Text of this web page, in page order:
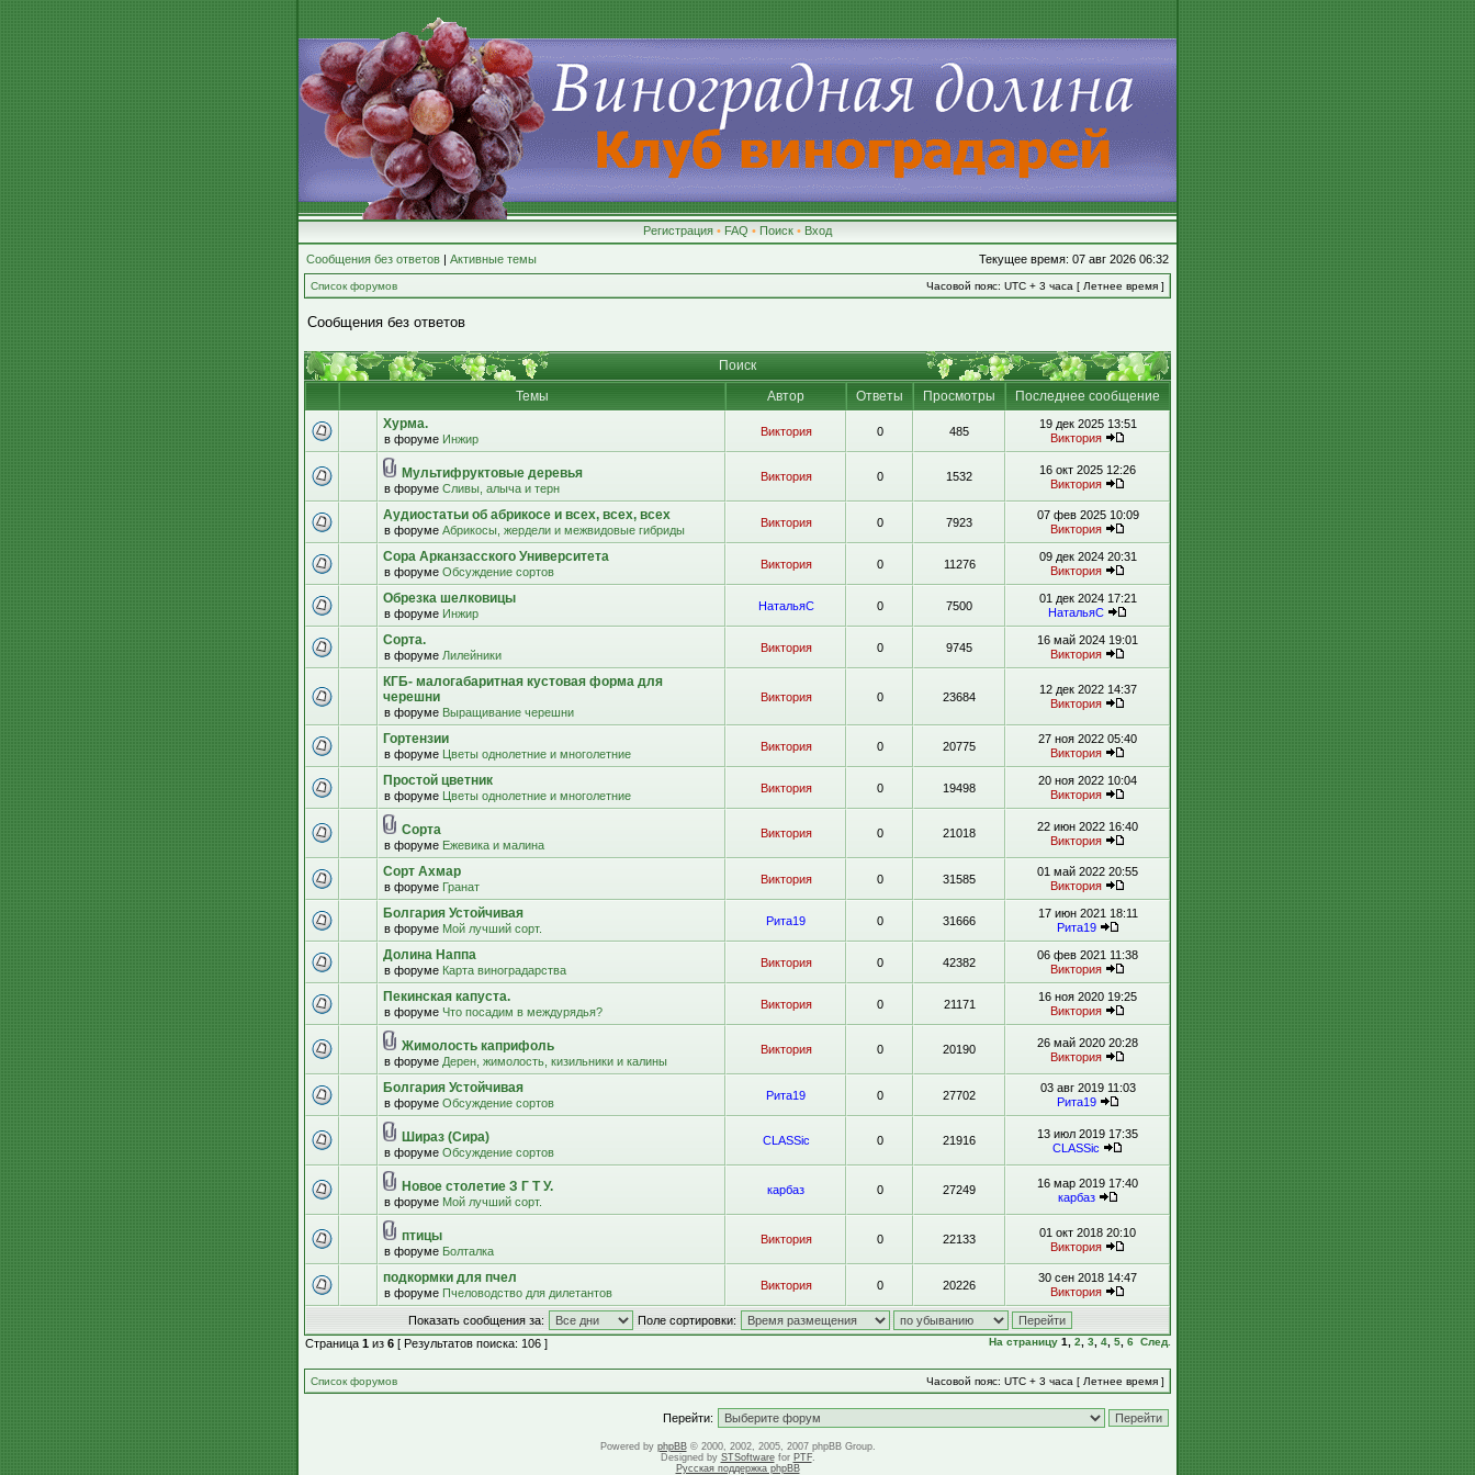
Регистрация • FAQ • Поиск • Вход
Сообщения без ответов | Активные темы Текущее время: 07 авг 2026 06:32
Список форумов Часовой пояс: UTC + 3 часа [ Летнее время ]
Сообщения без ответов
Поиск
Темы
Автор Ответы Просмотры
Последнее сообщение
Хурма.
в форуме Инжир
Виктория 0 485
19 дек 2025 13:51
Виктория
Мультифруктовые деревья
в форуме Сливы, алыча и терн
Виктория 0 1532
16 окт 2025 12:26
Виктория
Аудиостатьи об абрикосе и всех, всех, всех
в форуме Абрикосы, жердели и межвидовые гибриды
Виктория 0 7923
07 фев 2025 10:09
Виктория
Сора Арканзасского Университета
в форуме Обсуждение сортов
Виктория 0 11276
09 дек 2024 20:31
Виктория
Обрезка шелковицы
в форуме Инжир
НатальяС 0 7500
01 дек 2024 17:21
НатальяС
Сорта.
в форуме Лилейники
Виктория 0 9745
16 май 2024 19:01
Виктория
КГБ- малогабаритная кустовая форма для
черешни
в форуме Выращивание черешни
Виктория 0 23684
12 дек 2022 14:37
Виктория
Гортензии
в форуме Цветы однолетние и многолетние
Виктория 0 20775
27 ноя 2022 05:40
Виктория
Простой цветник
в форуме Цветы однолетние и многолетние
Виктория 0 19498
20 ноя 2022 10:04
Виктория
Сорта
в форуме Ежевика и малина
Виктория 0 21018
22 июн 2022 16:40
Виктория
Сорт Ахмар
в форуме Гранат
Виктория 0 31585
01 май 2022 20:55
Виктория
Болгария Устойчивая
в форуме Мой лучший сорт.
Рита19 0 31666
17 июн 2021 18:11
Рита19
Долина Наппа
в форуме Карта виноградарства
Виктория 0 42382
06 фев 2021 11:38
Виктория
Пекинская капуста.
в форуме Что посадим в междурядья?
Виктория 0 21171
16 ноя 2020 19:25
Виктория
Жимолость каприфоль
в форуме Дерен, жимолость, кизильники и калины
Виктория 0 20190
26 май 2020 20:28
Виктория
Болгария Устойчивая
в форуме Обсуждение сортов
Рита19 0 27702
03 авг 2019 11:03
Рита19
Шираз (Сира)
в форуме Обсуждение сортов
CLASSic 0 21916
13 июл 2019 17:35
CLASSic
Новое столетие З Г Т У.
в форуме Мой лучший сорт.
карбаз 0 27249
16 мар 2019 17:40
карбаз
птицы
в форуме Болталка
Виктория 0 22133
01 окт 2018 20:10
Виктория
подкормки для пчел
в форуме Пчеловодство для дилетантов
Виктория 0 20226
30 сен 2018 14:47
Виктория
Показать сообщения за:
Поле сортировки:
Страница 1 из 6 [ Результатов поиска: 106 ] На страницу 1 2 3 4 5 6 След.
Список форумов Часовой пояс: UTC + 3 часа [ Летнее время ]
Перейти:
Powered by phpBB© 2000, 2002, 2005, 2007 phpBB Group.
Designed by STSoftwarefor PTF.
Русская поддержка phpBB